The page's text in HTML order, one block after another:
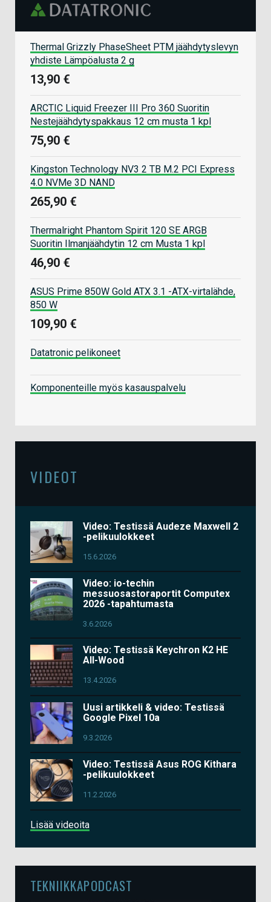
Thermal Grizzly PhaseSheet PTM jäähdytyslevyn
yhdiste Lämpöalusta 2 g
13,90 €
ARCTIC Liquid Freezer III Pro 360 Suoritin
Nestejäähdytyspakkaus 12 cm musta 1 kpl
75,90 €
Kingston Technology NV3 2 TB M.2 PCI Express
4.0 NVMe 3D NAND
265,90 €
Thermalright Phantom Spirit 120 SE ARGB
Suoritin Ilmanjäähdytin 12 cm Musta 1 kpl
46,90 €
ASUS Prime 850W Gold ATX 3.1 -ATX-virtalähde,
850 W
109,90 €
Datatronic pelikoneet
Komponenteille myös kasauspalvelu
VIDEOT
Video: Testissä Audeze Maxwell 2
-pelikuulokkeet
15.6.2026
Video: io-techin
messuosastoraportit Computex
2026 -tapahtumasta
3.6.2026
Video: Testissä Keychron K2 HE
All-Wood
13.4.2026
Uusi artikkeli & video: Testissä
Google Pixel 10a
9.3.2026
Video: Testissä Asus ROG Kithara
-pelikuulokkeet
11.2.2026
Lisää videoita
TEKNIIKKAPODCAST